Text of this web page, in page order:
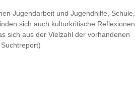
Jugendarbeit und Jugendhilfe, Schule,
sich auch kulturkritische Reflexionen,
sich aus der Vielzahl der vorhandenen